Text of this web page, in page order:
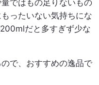
ではもの足りないもの
ったいない気持ちにな
だと多すぎず少な
で、おすすめの逸品で